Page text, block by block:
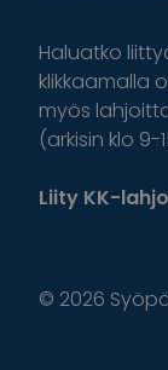
Haluatko
klikkaamalla
myös
(arkisin klo 9-
Liity KK-
© 2026